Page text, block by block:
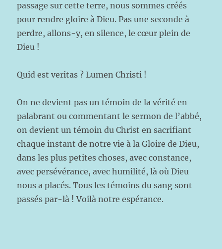
passage sur cette terre, nous sommes créés
pour rendre gloire à Dieu. Pas une seconde à
perdre, allons-y, en silence, le cœur plein de
Dieu !
Quid est veritas ? Lumen Christi !
On ne devient pas un témoin de la vérité en
palabrant ou commentant le sermon de l’abbé,
on devient un témoin du Christ en sacrifiant
chaque instant de notre vie à la Gloire de Dieu,
dans les plus petites choses, avec constance,
avec persévérance, avec humilité, là où Dieu
nous a placés. Tous les témoins du sang sont
passés par-là ! Voilà notre espérance.